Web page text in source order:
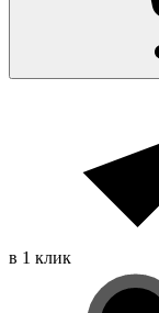
в 1 клик